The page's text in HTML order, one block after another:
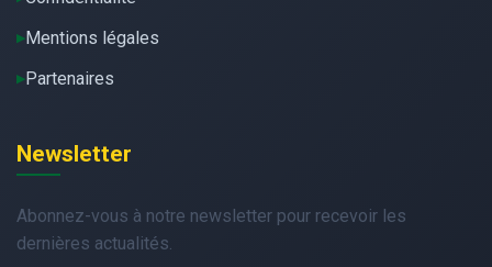
Mentions légales
Partenaires
Newsletter
Abonnez-vous à notre newsletter pour recevoir les
dernières actualités.